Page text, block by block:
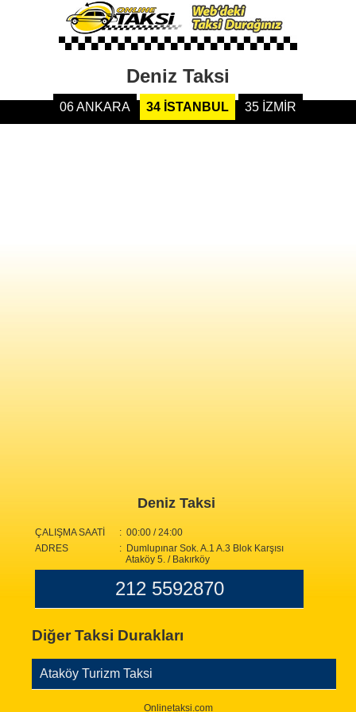
Deniz Taksi
06 ANKARA 34 İSTANBUL 35 İZMİR
Deniz Taksi
ÇALIŞMA SAATİ
: 00:00 / 24:00
ADRES
: Dumlupınar Sok. A.1 A.3 Blok Karşısı
Ataköy 5. / Bakırköy
212 5592870
Diğer Taksi Durakları
Ataköy Turizm Taksi
Onlinetaksi.com